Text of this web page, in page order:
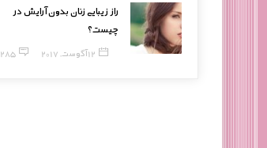
راز زیبایی زنان بدون آرایش در
چیست؟
12 آگوست, 2017 285